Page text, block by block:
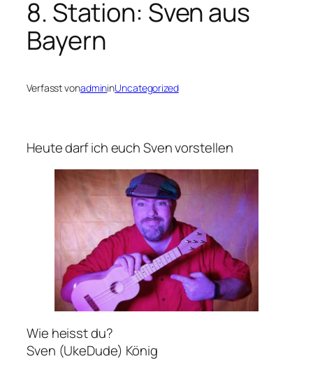
8. Station: Sven aus
Bayern
Verfasst vonadmininUncategorized
Heute darf ich euch Sven vorstellen
Wie heisst du?
Sven (UkeDude) König